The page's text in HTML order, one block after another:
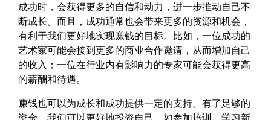
成功时，会获得更多的自信和动力，进一步推动自己不
断成长。而且，成功通常也会带来更多的资源和机会，
有利于我们更好地实现赚钱的目标。比如，一位成功的
艺术家可能会接到更多的商业合作邀请，从而增加自己
的收入；一位在行业内有影响力的专家可能会获得更高
的薪酬和待遇。
赚钱也可以为成长和成功提供一定的支持。有了足够的